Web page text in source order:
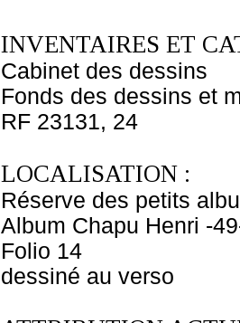
INVENTAIRES ET
Cabinet des dessins
Fonds des dessins et
RF 23131, 24
LOCALISATION :
Réserve des petits
Album Chapu Henri -
Folio 14
dessiné au verso